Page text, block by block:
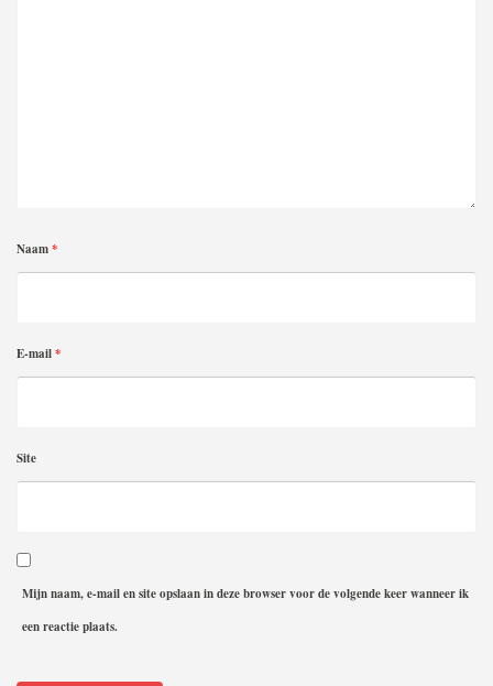
Naam*
E-mail*
Site
Mijn naam, e-mail en site opslaan in deze browser voor de volgende keer wanneer ik
een reactie plaats.